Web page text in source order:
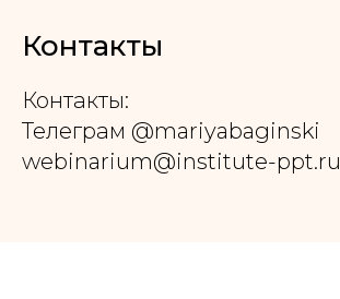
Контакты
Контакты:
Телеграм @mariyabaginski
webinarium@institute-ppt.ru